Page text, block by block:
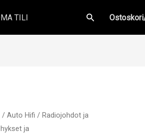
TILI Hae
/Auto Hifi / Radiojohdot ja
ja